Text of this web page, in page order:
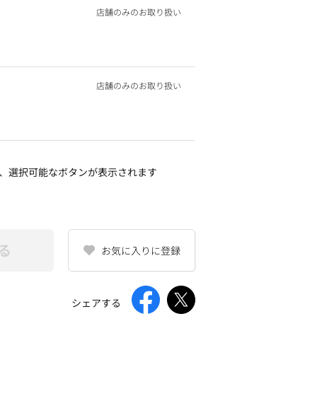
店舗のみのお取り扱い
店舗のみのお取り扱い
選択可能なボタンが表示されます
お気に入りに登録
シェアする